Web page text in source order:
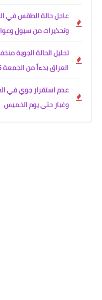
عاجل حالة الطقس في
وتحذيرات من سيول
تحليل الحالة الجوية
العراق بدءاً من الجمعة 6 شباط
عدم استقرار جوي في
وغبار حتى يوم الخميس